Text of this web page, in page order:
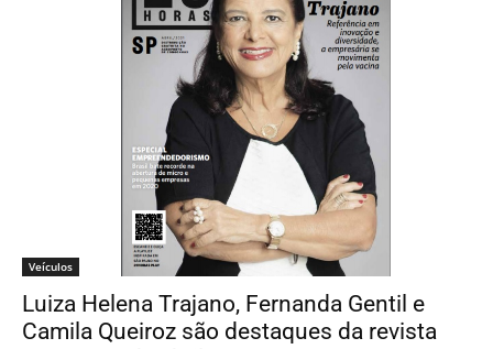
Veículos
Luiza Helena Trajano, Fernanda Gentil e
Camila Queiroz são destaques da revista